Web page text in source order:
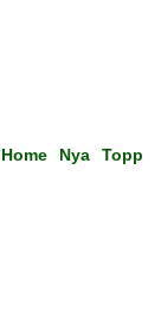
Home Nya Topp